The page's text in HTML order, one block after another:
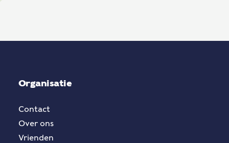
Organisatie
Contact
Over ons
Vrienden